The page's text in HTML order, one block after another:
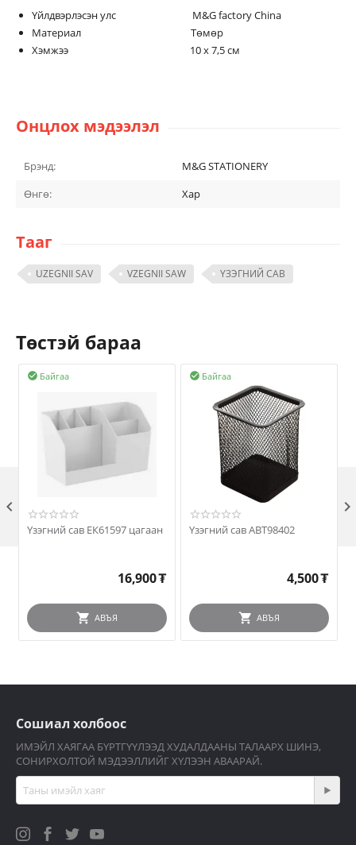
Үйлдвэрлэсэн улс M&G factory China
Материал Төмөр
Хэмжээ 10 х 7,5 см
Онцлох мэдээлэл
Брэнд:
M&G STATIONERY
Өнгө:
Хар
Тааг
UZEGNII SAV VZEGNII SAW ҮЗЭГНИЙ САВ
Төстэй бараа
Байгаа

Үзэгний сав ЕК61597 цагаан
16,900₮
АВЪЯ
Байгаа

Үзэгний сав ABT98402
4,500₮
АВЪЯ
 
Сошиал холбоос
ИМЭЙЛ ХАЯГАА БҮРТГҮҮЛЭЭД ХУДАЛДААНЫ ТАЛААРХ ШИНЭ,
СОНИРХОЛТОЙ МЭДЭЭЛЛИЙГ ХҮЛЭЭН АВААРАЙ.